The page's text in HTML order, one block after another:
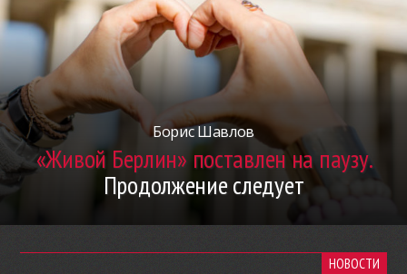
Борис Шавлов
«Живой Берлин» поставлен на паузу.
Продолжение следует
НОВОСТИ